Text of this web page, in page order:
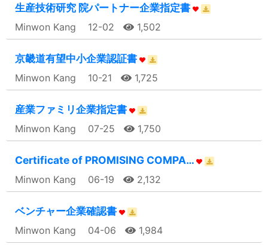
生産技術研究 院パートナー企業指定書
Minwon Kang 12-02 1,502
京畿道有望中小企業認証書
Minwon Kang 10-21 1,725
産業ファミリ企業指定書
Minwon Kang 07-25 1,750
Certificate of PROMISING COMPA…
Minwon Kang 06-19 2,132
ベンチャー企業確認書
Minwon Kang 04-06 1,984